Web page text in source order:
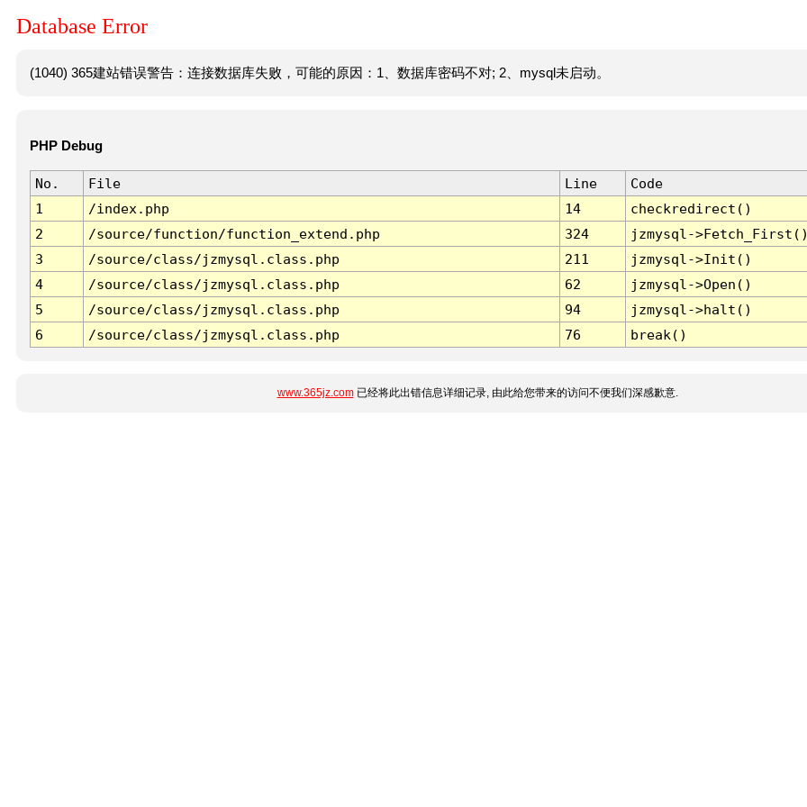
Database Error
(1040) 365建站错误警告：连接数据库失败，可能的原因：1、数据库密码不对; 2、mysql未启动。
PHP Debug
No. File Line
Code
1
/index.php 14
checkredirect()
2
/source/function/function_extend.php 324
jzmysql-
3
/source/class/jzmysql.class.php 211
jzmysql->Init()
4
/source/class/jzmysql.class.php 62
jzmysql->Open()
5
/source/class/jzmysql.class.php 94
jzmysql->halt()
6
/source/class/jzmysql.class.php 76 break()
www.365jz.com已经将此出错信息详细记录, 由此给您带来的访问不便我们深感歉意.